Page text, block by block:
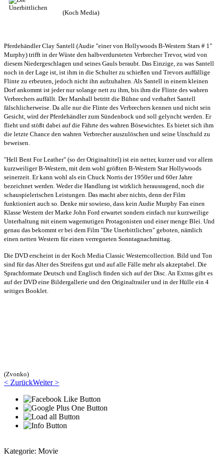
(Koch Media)
Pferdehändler Clay Santell (Audie "einer von Hollywoods B-Western Stars # 1"
Murphy) trifft in der Wüste den halbverdursteten Verbrecher Trevor, wird von
diesem Niedergeschlagen und seines Gauls beraubt. Das Einzige, zu was Santell
noch in der Lage ist, ist ihm in die Schulter zu schießen und Trevors auffällige
Flinte zu erbeuten, jedoch nicht ihn aufzuhalten. Als Santell in einem kleinen
Dorf ankommt ist jeder nur solange nett zu ihm, bis ihm die Flinte des wahren
Verbrechers auffällt. Der Marshall betritt die Bühne und verhaftet Santell
fälschlicherweise. Da alle nur die Flinte des Verbrechers kennen und nicht sein
Gesicht, wird der Pferdehändler zum Sündenbock und soll gelyncht werden. Er
flieht und stößt dabei auf die Fährte des wahren Bösewichtes. Es bietet sich ihm
die letzte Chance den wahren Verbrecher auszulöschen und seine Unschuld zu
beweisen.
"Hell Bent For Leather" (so der Originaltitel) ist ein netter, kurzer und vor allem
kurzweiliger B-Western, mit dem wohl größten B-Western Star Hollywoods
seinerzeit. Er kann wohl als ein Chuck Norris der 1950er und 60er Jahre
bezeichnet werden. Weder die Handlung ist wirklich herausragend, noch die
schauspielerischen Leistungen. Das macht aber nichts, denn der Film
funktioniert auch so. Denke mir sowieso, dass kein Audie Murphy Fan einen
Klasse Western der Marke John Ford erwartet sondern einfach nur kurzweilige
Unterhaltung mit einem wagemutigen Protagonisten und einer menge Blei. Und
genau das bekommt er bei dem Film "Die Unerbittlichen" geboten, nämlich
einen netten Western für einen verregneten Sonntagnachmittag.
Die DVD erscheint in der Koch Media Classic Westerncollection. Bild und Ton
sind für das Alter des Streifens gut und auf alle Fälle mehr als akzeptabel. Die
Sprachformate Deutsch und Englisch finden sich auf der Disc. An Extras gibt es
auf der DVD eine Bildergallerie und den Originaltrailer und in der Hülle ein 4
seitiges Booklet.
(Zvonko)
< ZurückWeiter >
Kategorie: Movie